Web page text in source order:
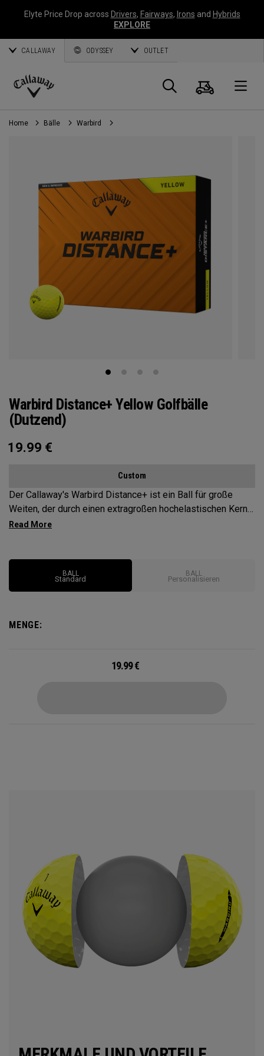
Elyte Price Drop across Drivers, Fairways, Irons and Hybrids
EXPLORE
CALLAWAY ODYSSEY OUTLET
Callaway
Golf
Suche
Home Bälle Warbird
Warbird Distance+ Yellow Golfbälle
(Dutzend)
19.99 €
Custom
Der Callaway's Warbird Distance+ ist ein Ball für große
Weiten, der durch einen extragroßen hochelastischen Kern
und eine zweiteilige Konstruktion maximale
HEX-Aerodynamik, mit beeindruckendem Gefühl und
Kontrolle, um all diese Weite zu ergänzen.
BALL
Standard
BALL
Personalisieren
MENGE:
19.99€